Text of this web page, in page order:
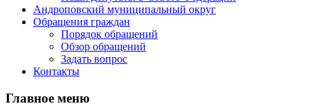
Андроповский муниципальный округ
Обращения граждан
Порядок обращений
Обзор обращений
Задать вопрос
Контакты
Главное меню